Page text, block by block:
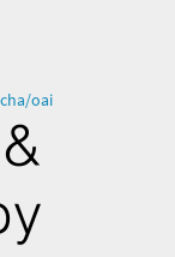
oai